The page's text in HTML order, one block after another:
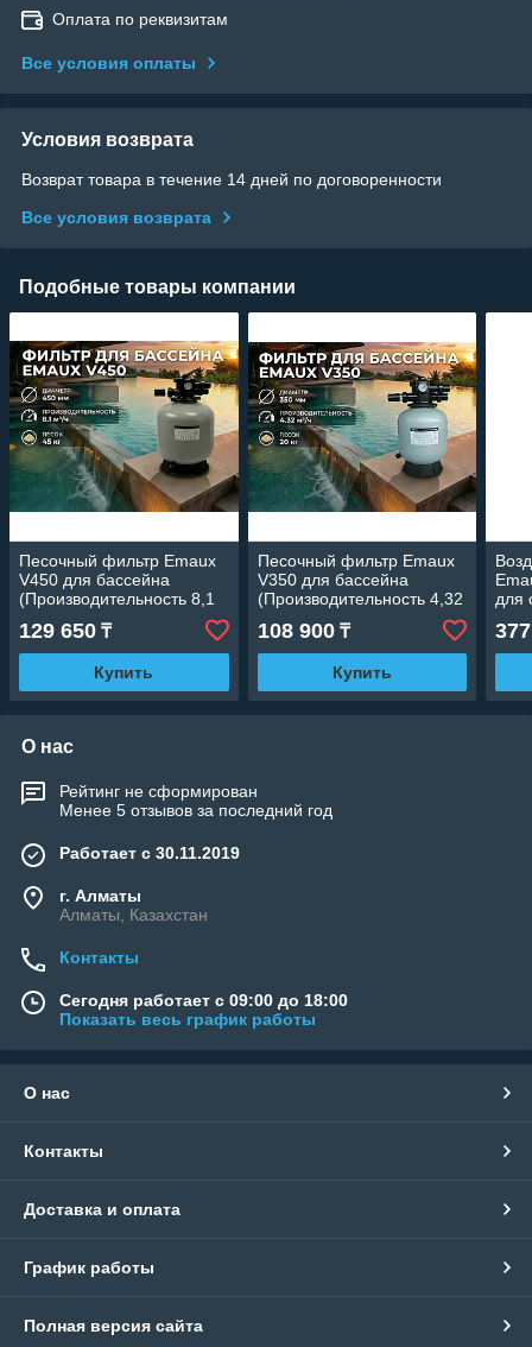
Оплата по реквизитам
Все условия оплаты
Условия возврата
Возврат товара в течение 14 дней по договоренности
Все условия возврата
Подобные товары компании
Песочный фильтр Emaux
V450 для бассейна
(Производительность 8,1
м3/ч, стекловолокно,
диаметр 450 мм)
129 650 ₸
Купить
Песочный фильтр Emaux
V350 для бассейна
(Производительность 4,32
м3/ч, стекловолокно,
диаметр 350 мм)
108 900₸
Купить
для
м3/
кВт,
О нас
Рейтинг не сформирован
Менее 5 отзывов за последний год
Работает с 30.11.2019
г. Алматы
Алматы, Казахстан
Контакты
Сегодня работает с 09:00 до 18:00
Показать весь график работы
О нас
Контакты
Доставка и оплата
График работы
Полная версия сайта